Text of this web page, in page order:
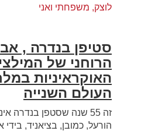
לוצק, משפחתי ואני
סטיפן בנדרה ,
הרוחני של
האוקראיניות
העולם השנייה
זה 55 שנה שסטפן בנדרה
הורעל, כמובן, בציאניד,